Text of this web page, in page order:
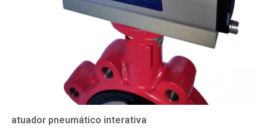
atuador pneumático interativa